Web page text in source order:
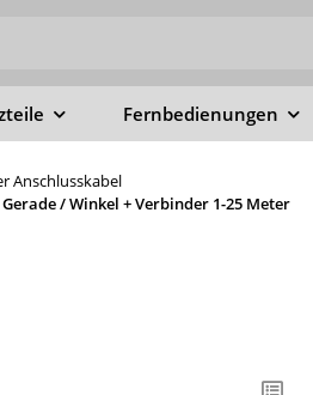
Fernbedienungen
Anschlusskabel
/ Winkel + Verbinder 1-25 Meter